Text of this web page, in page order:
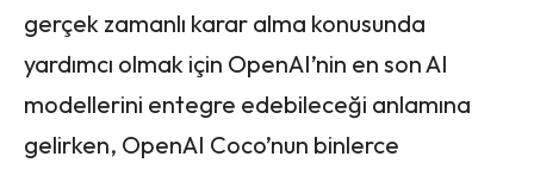
gerçek zamanlı karar alma konusunda
yardımcı olmak için OpenAI’nin en son AI
modellerini entegre edebileceği anlamına
gelirken, OpenAI Coco’nun binlerce